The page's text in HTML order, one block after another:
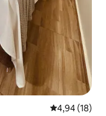
4,94 de uma
4,94 (18)